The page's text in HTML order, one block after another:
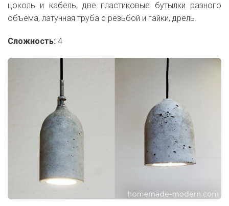
цоколь и кабель, две пластиковые бутылки разного
объема, латунная труба с резьбой и гайки, дрель.
Сложность: 4